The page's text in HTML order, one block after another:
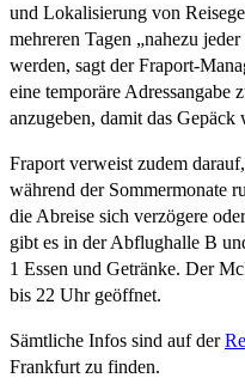
und Lokalisierung von
mehreren Tagen „nahezu
werden, sagt der Fraport-
eine temporäre Adressangabe
anzugeben, damit das
Fraport verweist zudem
während der Sommermonate
die Abreise sich verzögere
gibt es in der Abflughalle B
1 Essen und Getränke. Der
bis 22 Uhr geöffnet.
Sämtliche Infos sind auf der
Frankfurt zu finden.